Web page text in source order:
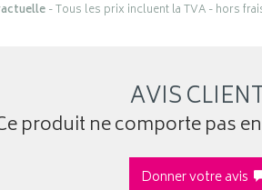
- Tous les prix incluent la TVA - hors
AVIS
produit ne comporte pas
Donner votre avis